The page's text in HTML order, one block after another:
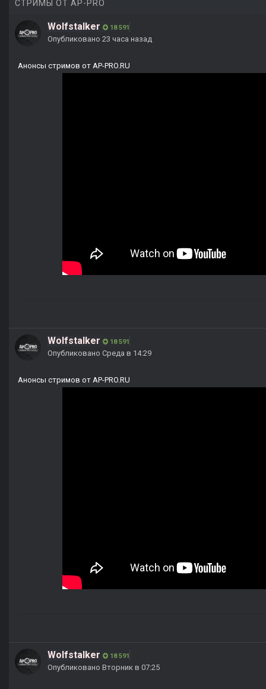
СТРИМЫ ОТ AP-PRO
Wolfstalker 18 591
Опубликовано 23 часа назад
Анонсы стримов от AP-PRO.RU
Wolfstalker 18 591
Опубликовано Среда в 14:29
Анонсы стримов от AP-PRO.RU
Wolfstalker 18 591
Опубликовано Вторник в 07:25